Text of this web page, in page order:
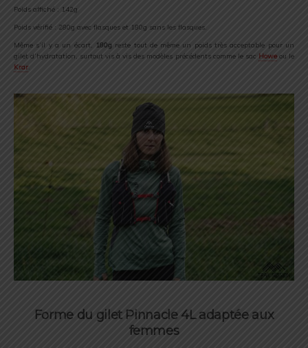
Poids affiché : 142g
Poids vérifié : 280g avec flasques et 180g sans les flasques.
Même s’il y a un écart, 180g reste tout de même un poids très acceptable pour un
gilet d’hydratation, surtout vis à vis des modèles précédents comme le sac Howeou le
Krar.
Forme du gilet Pinnacle 4L adaptée aux
femmes